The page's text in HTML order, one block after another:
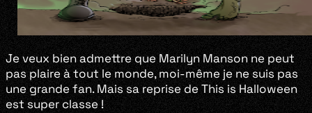
Je veux bien admettre que Marilyn Manson ne peut
pas plaire à tout le monde, moi-même je ne suis pas
une grande fan. Mais sa reprise de This is Halloween
est super classe !